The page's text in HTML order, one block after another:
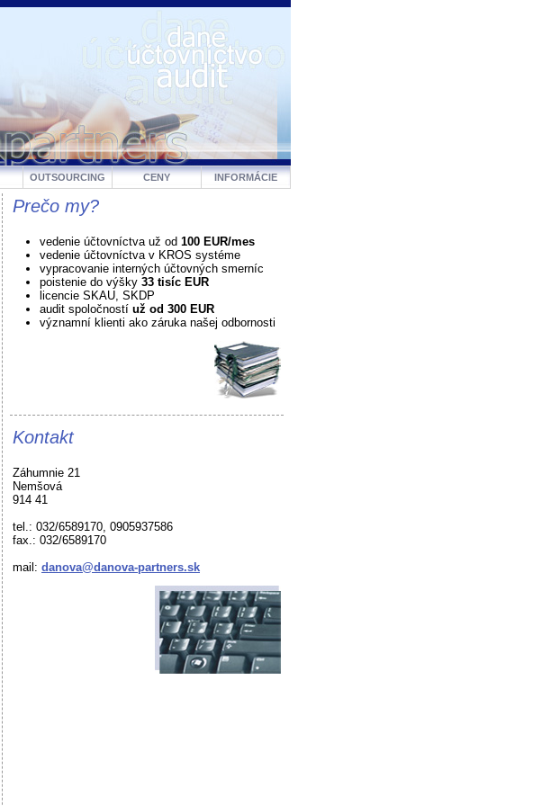
OUTSOURCING CENY INFORMÁCIE
Prečo my?
vedenie účtovníctva už od 100 EUR/mes
vedenie účtovníctva v KROS systéme
vypracovanie interných účtovných smerníc
poistenie do výšky 33 tisíc EUR
licencie SKAU, SKDP
audit spoločností už od 300 EUR
významní klienti ako záruka našej odbornosti
Kontakt
Záhumnie 21
Nemšová
914 41
tel.: 032/6589170, 0905937586
fax.: 032/6589170
mail: danova@danova-partners.sk